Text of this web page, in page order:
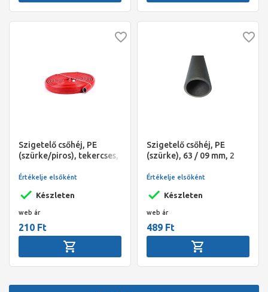
Szigetelő csőhéj, PE
(szürke/piros), tekercses,
NMC Climaflex Basic
Készleten
Értékelje elsőként
web ár
210 Ft
Szigetelő csőhéj, PE
(szürke), 63 / 09 mm, 2
Basic, Sanflex
Készleten
Értékelje elsőként
web ár
489 Ft